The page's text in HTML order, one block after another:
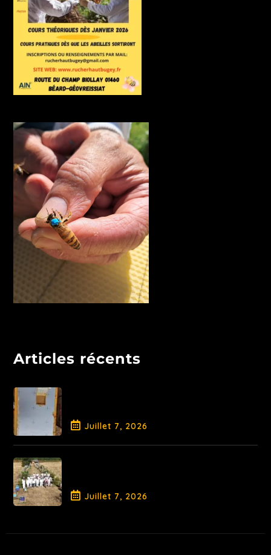
Articles récents
Juillet 7, 2026
Juillet 7, 2026